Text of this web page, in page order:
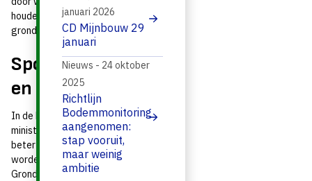
houden en over het thema
grondwaterkwaliteit.
Sponswerking
en bronaanpak
In de Kamerbrief benoemt de
minister dat grondwater
beter vastgehouden moet
worden. De Studiegroep
Grondwater adviseert het
CD Mijnbouw 29
januari
januari 2026
Richtlijn
Bodemmonitoring
aangenomen:
stap vooruit,
maar weinig
ambitie
Nieuws - 24 oktober
2025